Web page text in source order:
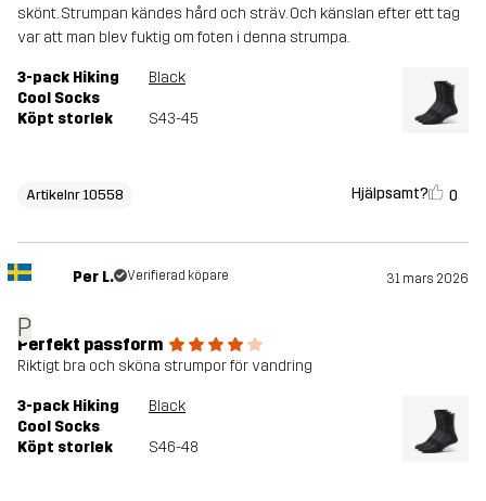
skönt. Strumpan kändes hård och sträv. Och känslan efter ett tag
var att man blev fuktig om foten i denna strumpa.
3-pack Hiking
Cool Socks
Black
Köpt storlek S43-45
Artikelnr 10558 Hjälpsamt? 0
P
Per L. Verifierad köpare 31 mars 2026
Perfekt passform
Riktigt bra och sköna strumpor för vandring
3-pack Hiking
Cool Socks
Black
Köpt storlek S46-48